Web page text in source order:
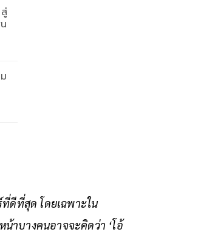
ดีที่สุด โดยเฉพาะใน